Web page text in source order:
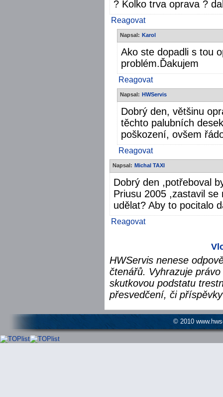
? Kolko trva oprava ?
Reagovat
Napsal: Karol
Ako ste dopadli s tou
problém.Ďakujem
Reagovat
Napsal: HWServis
Dobrý den, většinu
těchto palubních
poškození, ovšem
Reagovat
Napsal: Michal TAXI
Dobrý den ,potřeboval
Priusu 2005 ,zastavil
udělat? Aby to pocitalo
Reagovat
HWServis nenese
čtenářů. Vyhrazuje
skutkovou podstatu
přesvedčení, či
© 2010